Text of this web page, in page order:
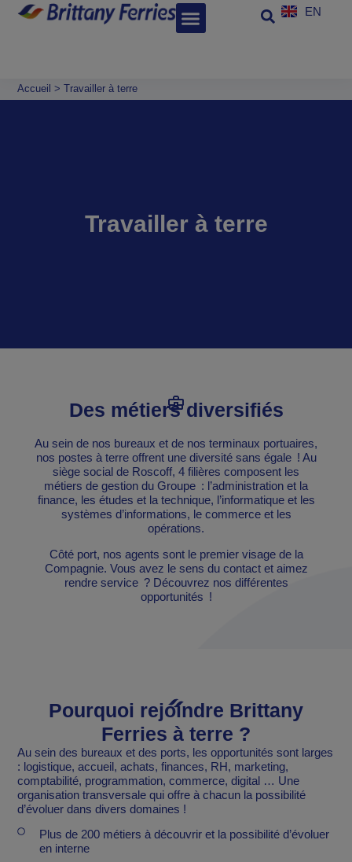
EN
Accueil >Travailler à terre
Travailler à terre
Des métiers diversifiés
Au sein de nos bureaux et de nos terminaux portuaires,
nos postes à terre offrent une diversité sans égale ! Au
siège social de Roscoff, 4 filières composent les
métiers de gestion du Groupe : l’administration et la
finance, les études et la technique, l’informatique et les
systèmes d’informations, le commerce et les
opérations.
Côté port, nos agents sont le premier visage de la
Compagnie. Vous avez le sens du contact et aimez
rendre service ? Découvrez nos différentes
opportunités !
Pourquoi rejoindre Brittany
Ferries à terre ?
Au sein des bureaux et des ports, les opportunités sont larges
: logistique, accueil, achats, finances, RH, marketing,
comptabilité, programmation, commerce, digital … Une
organisation transversale qui offre à chacun la possibilité
d’évoluer dans divers domaines !
Plus de 200 métiers à découvrir et la possibilité d’évoluer
en interne